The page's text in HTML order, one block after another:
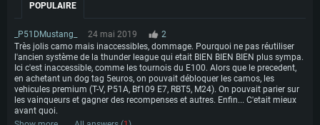
POPULAIRE
_P51DMustang_ 24 mai 2019
2
Très jolis camo mais inaccessibles, dommage. Pourquoi ne pas réutiliser
l'ancien système de la thunder league qui etait BIEN BIEN BIEN plus sympa.
Ici c'est inaccessible, comme les tournois du E100. Alors que le precedent,
en achetant un dog tag 5euros, on pouvait débloquer les camos, les
vehicules premium (T-V, P51A, Bf109 E7, RBT5, M24). On pouvait parier sur
les vainqueurs et gagner des recompenses et autres. Enfin... C'etait mieux
avant quoi.